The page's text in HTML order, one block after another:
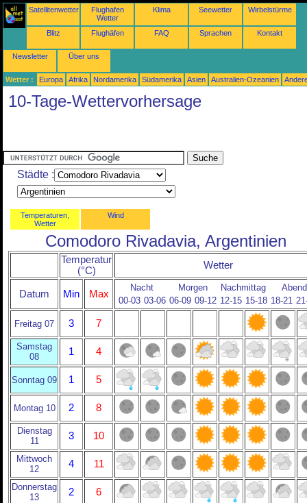
Satellitenwetter
Flughafen
Wetter
Klima Seewetter Wirbelstürme
Blitz Flughäfen FAQ Sprachen Kontakt
Newsletter Über uns
Wetter : Europa Afrika Nordamerika Südamerika Asien Australien-Ozeanien
10-Tage-Wettervorhersage
Städte :
Temperaturen,
Wetter
Wind
Comodoro Rivadavia, Argentinien
Temperatur
(°C)
Wetter
Datum Min Max
Nacht Morgen Nachmittag
Abend
00-03 03-06 06-09 09-12 12-15 15-18 18-21
Freitag 07 3 7
Samstag
08
1 4
Sonntag 09 1 5
Montag 10 2 8
Dienstag
11
3 10
Mittwoch
12
4 11
Donnerstag
13
2 6